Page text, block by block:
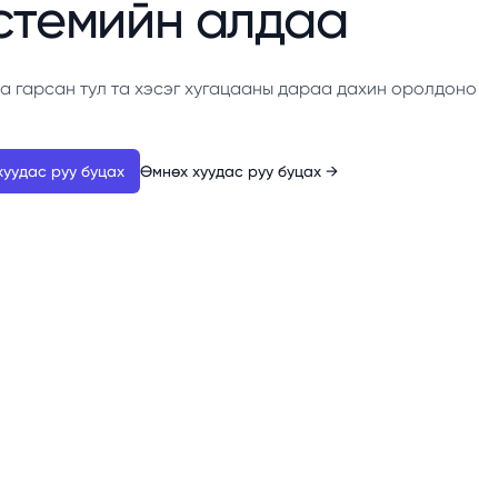
алдаа
гарсан тул та хэсэг хугацааны дараа дахин оролдоно
руу буцах Өмнөх хуудас руу буцах →